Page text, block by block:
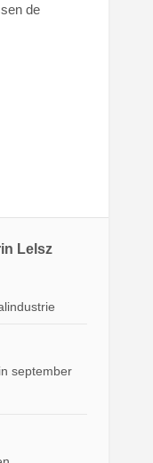
de
Lelsz
september